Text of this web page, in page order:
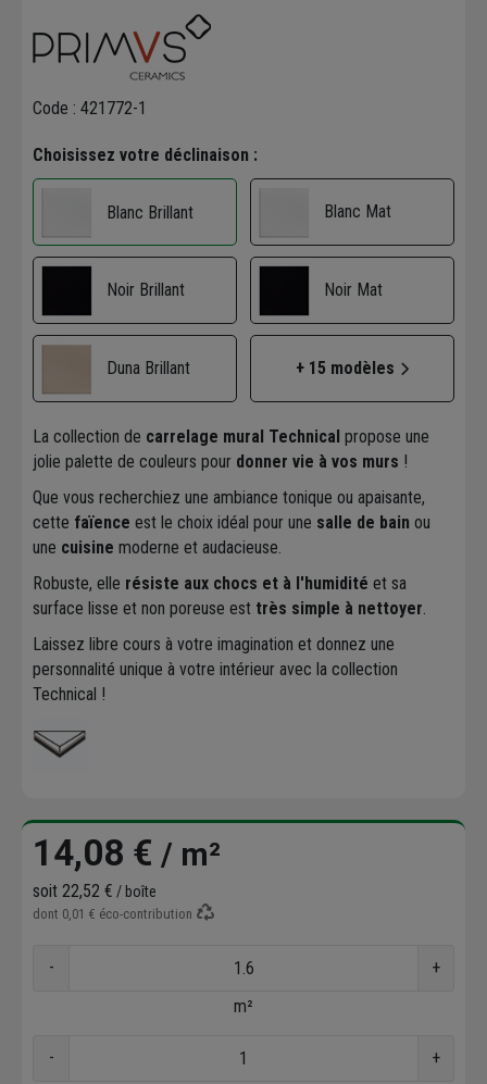
Code : 421772-1
Choisissez votre déclinaison :
Blanc Brillant Blanc Mat
Noir Brillant Noir Mat
Duna Brillant + 15 modèles
La collection de carrelage mural Technical propose une
jolie palette de couleurs pour donner vie à vos murs !
Que vous recherchiez une ambiance tonique ou apaisante,
cette faïence est le choix idéal pour une salle de bain ou
une cuisine moderne et audacieuse.
Robuste, elle résiste aux chocs et à l'humidité et sa
surface lisse et non poreuse est très simple à nettoyer.
Laissez libre cours à votre imagination et donnez une
personnalité unique à votre intérieur avec la collection
Technical !
14,08 € / m²
soit 22,52 € / boîte
dont 0,01 € éco-contribution
-
+
m²
-
+